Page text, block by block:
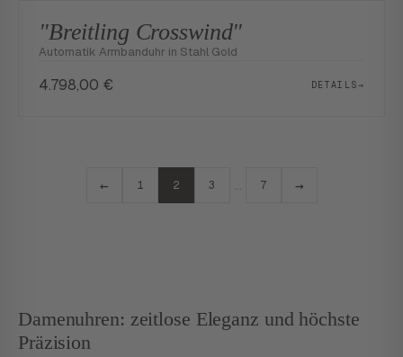
"Breitling Crosswind"
Automatik Armbanduhr in Stahl Gold
4.798,00 € DETAILS→
← 1 2 3 … 7 →
Damenuhren: zeitlose Eleganz und höchste
Präzision